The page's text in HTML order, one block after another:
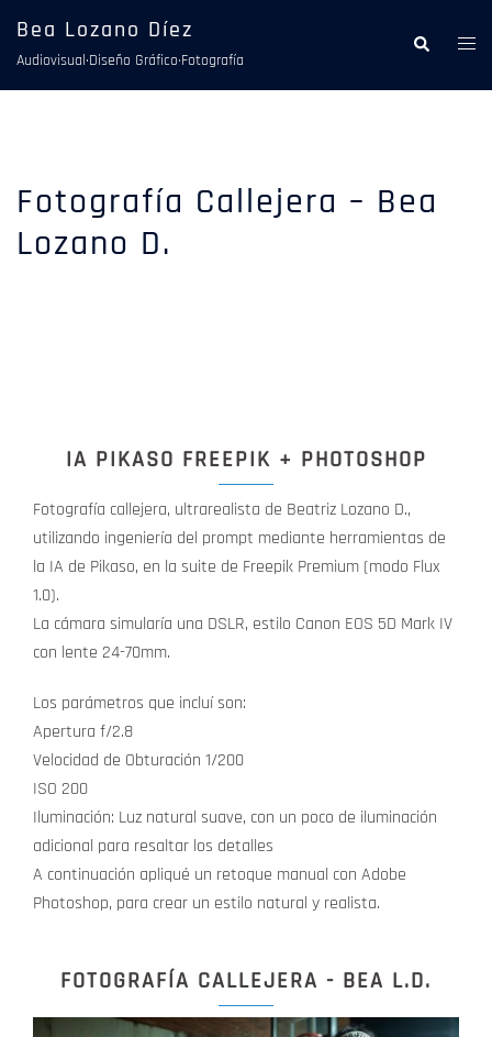
contenido
Bea Lozano Díez
Audiovisual·Diseño Gráfico·Fotografía
Buscar
Fotografía Callejera – Bea
Lozano D.
IA PIKASO FREEPIK + PHOTOSHOP
Fotografía callejera, ultrarealista de Beatriz Lozano D.,
utilizando ingeniería del prompt mediante herramientas de
la IA de Pikaso, en la suite de Freepik Premium (modo Flux
1.0).
La cámara simularía una DSLR, estilo Canon EOS 5D Mark IV
con lente 24-70mm.
Los parámetros que incluí son:
Apertura f/2.8
Velocidad de Obturación 1/200
ISO 200
Iluminación: Luz natural suave, con un poco de iluminación
adicional para resaltar los detalles
A continuación apliqué un retoque manual con Adobe
Photoshop, para crear un estilo natural y realista.
FOTOGRAFÍA CALLEJERA - BEA L.D.